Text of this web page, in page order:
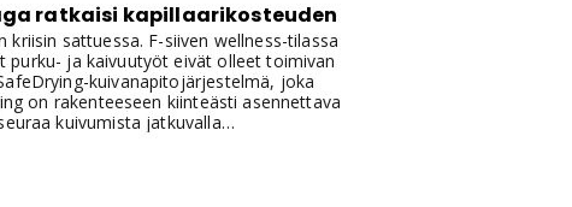
ratkaisi kapillaarikosteuden
sattuessa. F-siiven wellness-tilassa
ja kaivuutyöt eivät olleet toimivan
kuivanapitojärjestelmä, joka
on rakenteeseen kiinteästi asennettava
kuivumista jatkuvalla